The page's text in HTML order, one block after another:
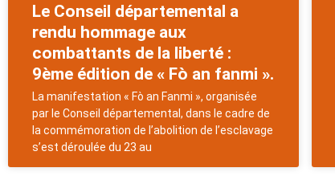
Le Conseil départemental a
rendu hommage aux
combattants de la liberté :
9ème édition de « Fò an fanmi ».
La manifestation « Fò an Fanmi », organisée
par le Conseil départemental, dans le cadre de
la commémoration de l’abolition de l’esclavage
s’est déroulée du 23 au